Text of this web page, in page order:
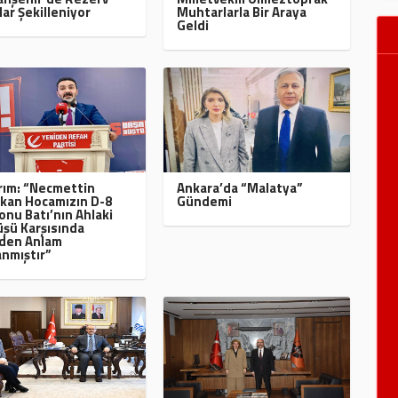
Şekilleniyor Muhtarlarla Bir Araya
Geldi
“Necmettin
Hocamızın D-8
Batı’nın Ahlaki
Karşısında
Anlam
Ankara’da “Malatya”
Gündemi